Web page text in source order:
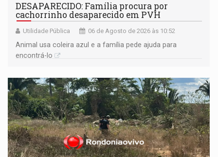
DESAPARECIDO: Família procura por
cachorrinho desaparecido em PVH
Utilidade Pública 06 de Agosto de 2026 às 10:52
Animal usa coleira azul e a família pede ajuda para
encontrá-lo